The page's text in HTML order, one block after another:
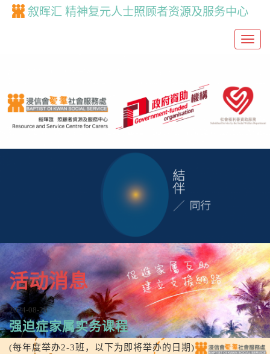
叙晖汇 精神复元人士照顾者资源及服务中心
T
e
n
v
活动消息
2024-08-28
强迫症家属实务课程
(每年度举办2-3班，以下为即将举办的日期)